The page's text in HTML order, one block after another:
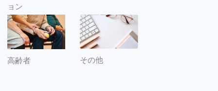
ョン
高齢者 その他